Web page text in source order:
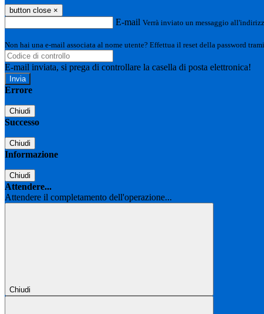
button close ×
E-mail Verrà inviato un messaggio
Non hai una e-mail associata al nome utente? Effettua il reset della password
E-mail inviata, si prega di controllare la casella di posta elettronica!
Errore
Chiudi
Successo
Chiudi
Informazione
Chiudi
Attendere...
Attendere il completamento dell'operazione...
Chiudi